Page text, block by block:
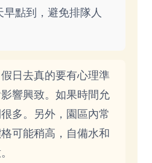
點到，避免排隊人
日去真的要有心理準
響興致。如果時間允
多。另外，園區內常
可能稍高，自備水和